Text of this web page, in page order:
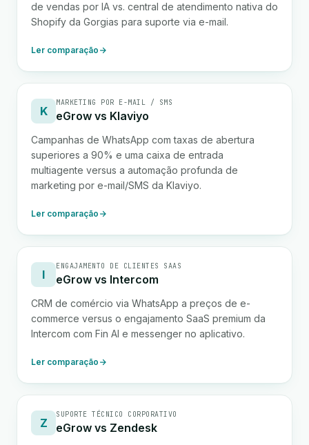
de vendas por IA vs. central de atendimento nativa do
Shopify da Gorgias para suporte via e-mail.
Ler comparação
K
MARKETING POR E-MAIL / SMS
eGrow vs Klaviyo
Campanhas de WhatsApp com taxas de abertura
superiores a 90% e uma caixa de entrada
multiagente versus a automação profunda de
marketing por e-mail/SMS da Klaviyo.
Ler comparação
I
ENGAJAMENTO DE CLIENTES SAAS
eGrow vs Intercom
CRM de comércio via WhatsApp a preços de e-
commerce versus o engajamento SaaS premium da
Intercom com Fin AI e messenger no aplicativo.
Ler comparação
Z
SUPORTE TÉCNICO CORPORATIVO
eGrow vs Zendesk